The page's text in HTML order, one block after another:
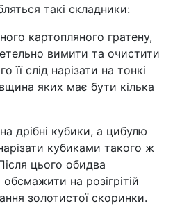
такі складники:
картопляного гратену,
вимити та очистити
її слід нарізати на тонкі
яких має бути кілька
дрібні кубики, а цибулю
кубиками такого ж
цього обидва
обсмажити на розігрітій
золотистої скоринки.